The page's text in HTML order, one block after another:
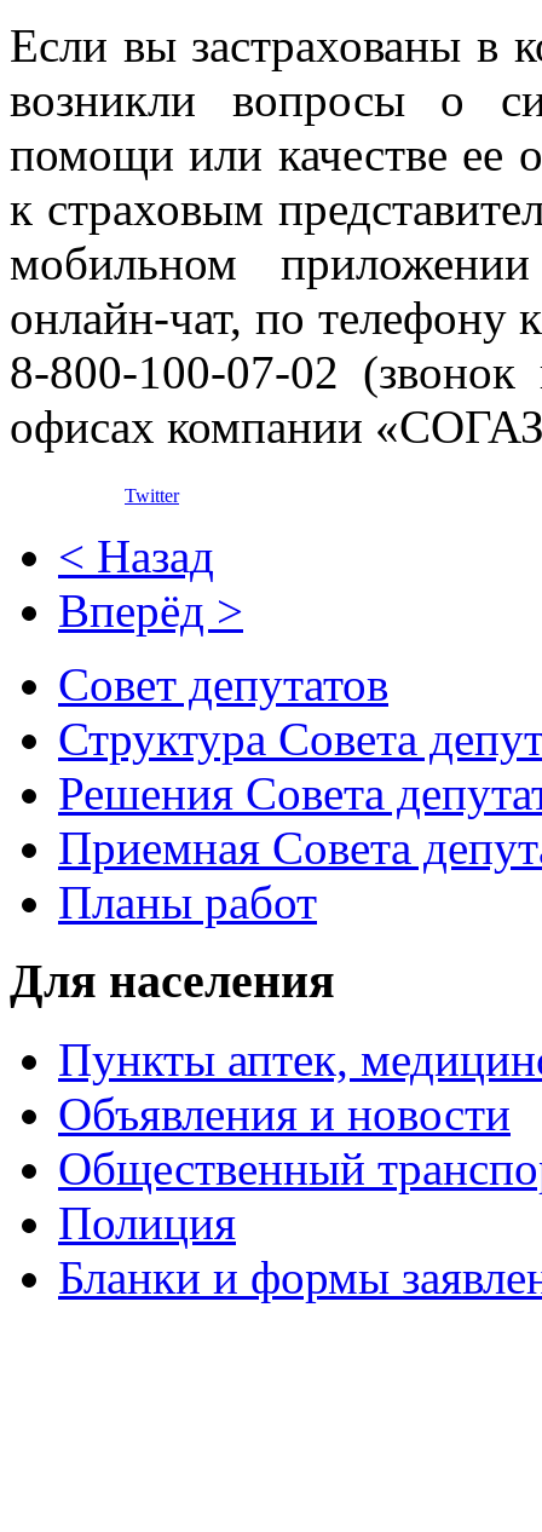
Если вы застрахованы
возникли вопросы о
помощи или качестве ее
к страховым
мобильном
онлайн-чат, по телефону
8-800-100-07-02
офисах компании
Twitter
< Назад
Вперёд >
Совет депутатов
Структура Совета
Решения Совета
Приемная Совета
Планы работ
Для населения
Пункты аптек,
Объявления и новости
Общественный
Полиция
Бланки и формы